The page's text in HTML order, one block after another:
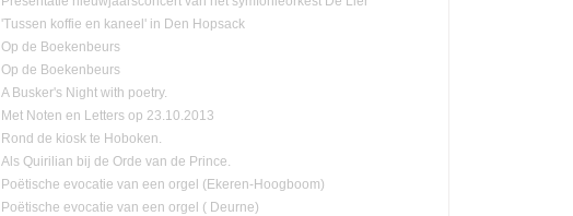
'Tussen koffie en kaneel' in Den Hopsack
Op de Boekenbeurs
Op de Boekenbeurs
A Busker's Night with poetry.
Met Noten en Letters op 23.10.2013
Rond de kiosk te Hoboken.
Als Quirilian bij de Orde van de Prince.
Poëtische evocatie van een orgel (Ekeren-Hoogboom)
Poëtische evocatie van een orgel ( Deurne)